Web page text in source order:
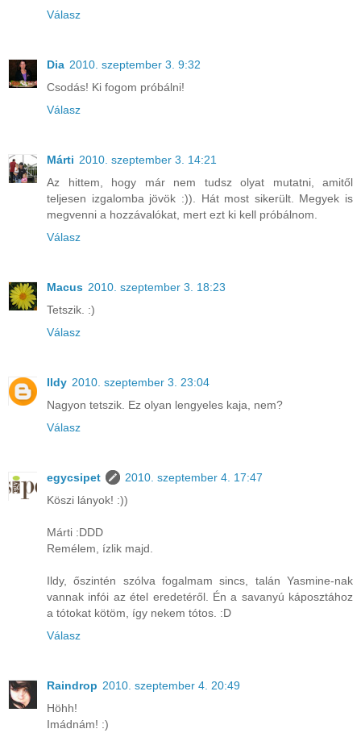
Válasz
Dia 2010. szeptember 3. 9:32
Csodás! Ki fogom próbálni!
Válasz
Márti 2010. szeptember 3. 14:21
Az hittem, hogy már nem tudsz olyat mutatni, amitől
teljesen izgalomba jövök :)). Hát most sikerült. Megyek is
megvenni a hozzávalókat, mert ezt ki kell próbálnom.
Válasz
Macus 2010. szeptember 3. 18:23
Tetszik. :)
Válasz
Ildy 2010. szeptember 3. 23:04
Nagyon tetszik. Ez olyan lengyeles kaja, nem?
Válasz
egycsipet
2010. szeptember 4. 17:47
Köszi lányok! :))
Márti :DDD
Remélem, ízlik majd.
Ildy, őszintén szólva fogalmam sincs, talán Yasmine-nak
vannak infói az étel eredetéről. Én a savanyú káposztához
a tótokat kötöm, így nekem tótos. :D
Válasz
Raindrop 2010. szeptember 4. 20:49
Höhh!
Imádnám! :)